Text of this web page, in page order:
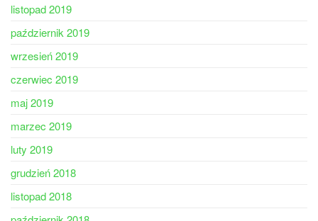
listopad 2019
październik 2019
wrzesień 2019
czerwiec 2019
maj 2019
marzec 2019
luty 2019
grudzień 2018
listopad 2018